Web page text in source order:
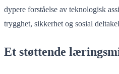
dypere forståelse av teknologisk
trygghet, sikkerhet og sosial
Et støttende